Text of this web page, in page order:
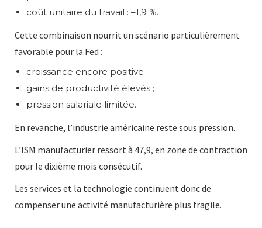
coût unitaire du travail : –1,9 %.
Cette combinaison nourrit un scénario particulièrement
favorable pour la Fed :
croissance encore positive ;
gains de productivité élevés ;
pression salariale limitée.
En revanche, l’industrie américaine reste sous pression.
L’ISM manufacturier ressort à 47,9, en zone de contraction
pour le dixième mois consécutif.
Les services et la technologie continuent donc de
compenser une activité manufacturière plus fragile.